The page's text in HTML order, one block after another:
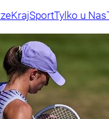
KrajSportTylko u Nas